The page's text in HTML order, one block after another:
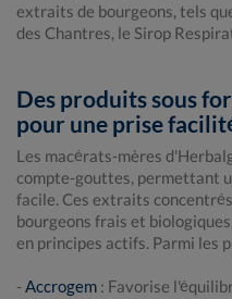
extraits de bourgeons, tels
des Chantres, le Sirop
Des produits sous
pour une prise
Les macérats-mères
compte-gouttes, permettant
facile. Ces extraits
bourgeons frais et
en principes actifs. Parmi les
-Accrogem : Favorise